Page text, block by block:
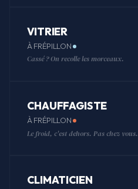
VITRIER
À FRÉPILLON
Cassé ? On recolle les morceaux.
CHAUFFAGISTE
À FRÉPILLON
Le froid, c'est dehors. Pas chez vous.
CLIMATICIEN